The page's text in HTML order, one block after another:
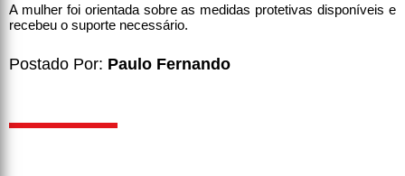
A mulher foi orientada sobre as medidas protetivas disponíveis e
recebeu o suporte necessário.
Postado Por: Paulo Fernando